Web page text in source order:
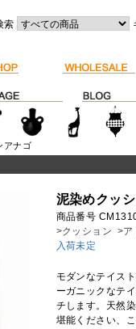
索
アナゴ
泥染めクッ
商品番号
>クッション >ア
入荷未定
モダンなテイス
ーガニックなテ
チします。天然
堪能ください、